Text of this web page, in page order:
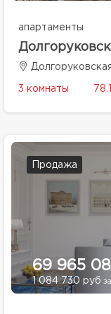
апартаменты
3 комнаты
Продажа
69 965
1 084 730 руб